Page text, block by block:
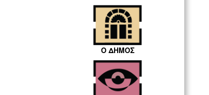
Ο ΔΗΜΟΣ